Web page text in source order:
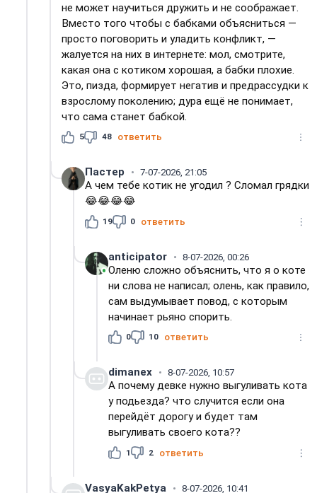
не может научиться дружить и не соображает.
Вместо того чтобы с бабками объясниться —
просто поговорить и уладить конфликт, —
жалуется на них в интернете: мол, смотрите,
какая она с котиком хорошая, а бабки плохие.
Это, пизда, формирует негатив и предрассудки к
взрослому поколению; дура ещё не понимает,
что сама станет бабкой.
5 48 ответить
Пастер 7-07-2026, 21:05
А чем тебе котик не угодил ? Сломал грядки
😂😂😂😂
19 0 ответить
anticipator 8-07-2026, 00:26
Оленю сложно объяснить, что я о коте
ни слова не написал; олень, как правило,
сам выдумывает повод, с которым
начинает рьяно спорить.
0 10 ответить
dimanex 8-07-2026, 10:57
А почему девке нужно выгуливать кота
у подьезда? что случится если она
перейдёт дорогу и будет там
выгуливать своего кота??
1 2 ответить
VasyaKakPetya 8-07-2026, 10:41